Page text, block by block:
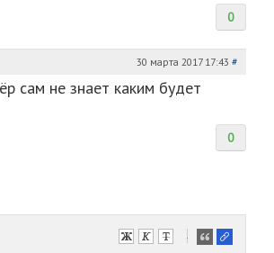
0
30 марта 2017 17:43 #
сам не знает каким будет
0
-